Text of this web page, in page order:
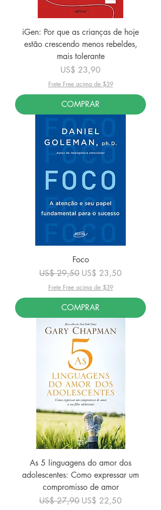
iGen: Por que as crianças de hoje
estão crescendo menos rebeldes,
mais tolerante
Preço
US$ 23,90
Frete Free acima de $39
COMPRAR
Foco
Preço normal
US$ 29,50 Preço promocional
US$ 23,50
Frete Free acima de $39
COMPRAR
As 5 linguagens do amor dos
adolescentes: Como expressar um
compromisso de amor
Preço normal
US$ 27,90 Preço promocional
US$ 22,50